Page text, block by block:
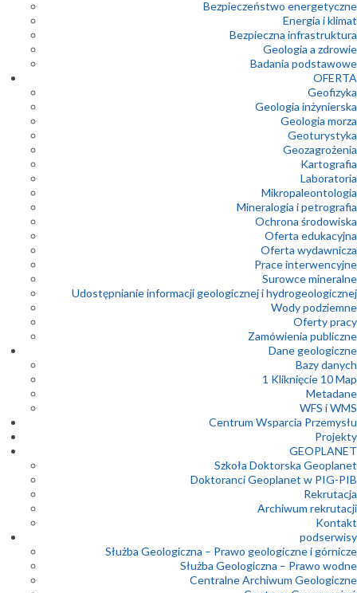
Bezpieczeństwo energetyczne
Energia i klimat
Bezpieczna infrastruktura
Geologia a zdrowie
Badania podstawowe
OFERTA
Geofizyka
Geologia inżynierska
Geologia morza
Geoturystyka
Geozagrożenia
Kartografia
Laboratoria
Mikropaleontologia
Mineralogia i petrografia
Ochrona środowiska
Oferta edukacyjna
Oferta wydawnicza
Prace interwencyjne
Surowce mineralne
Udostępnianie informacji geologicznej i hydrogeologicznej
Wody podziemne
Oferty pracy
Zamówienia publiczne
Dane geologiczne
Bazy danych
1 Kliknięcie 10 Map
Metadane
WFS i WMS
Centrum Wsparcia Przemysłu
Projekty
GEOPLANET
Szkoła Doktorska Geoplanet
Doktoranci Geoplanet w PIG-PIB
Rekrutacja
Archiwum rekrutacji
Kontakt
podserwisy
Służba Geologiczna – Prawo geologiczne i górnicze
Służba Geologiczna – Prawo wodne
Centralne Archiwum Geologiczne